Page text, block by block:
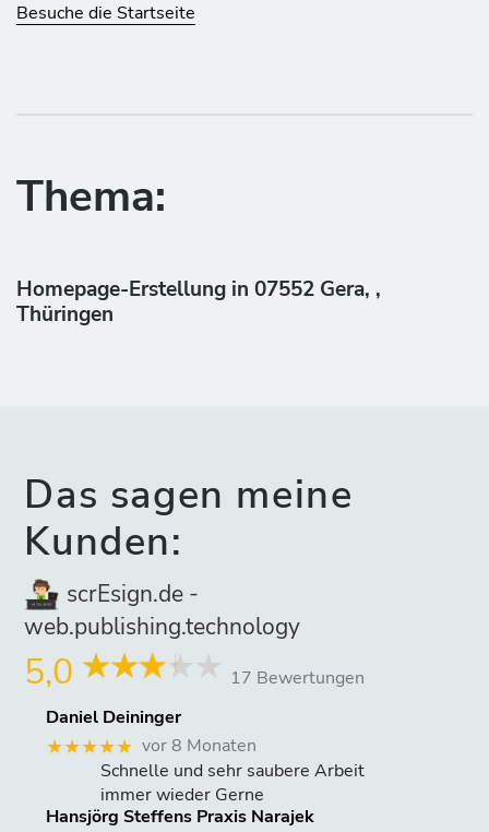
Besuche die Startseite
Thema:
Homepage-Erstellung in 07552 Gera, ,
Thüringen
Das sagen meine
Kunden:
scrEsign.de -
web.publishing.technology
5,0
17 Bewertungen
Daniel Deininger
★★★★★ vor 8 Monaten
Schnelle und sehr saubere Arbeit
immer wieder Gerne
Hansjörg Steffens Praxis Narajek